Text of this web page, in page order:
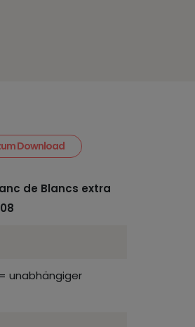
Download
de Blancs extra
unabhängiger